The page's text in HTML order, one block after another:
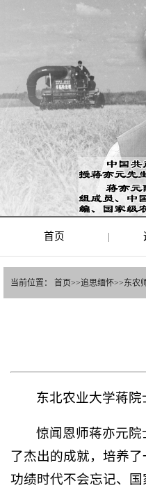
首页 |
当前位置： 首页>>追思缅怀>>东农
东北农业大学蒋院
惊闻恩师蒋亦元
了杰出的成就，培养
功绩时代不会忘记、